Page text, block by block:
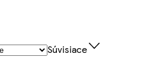
Súvisiace